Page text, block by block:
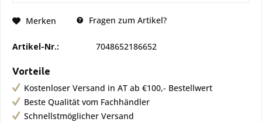
Merken Fragen zum Artikel?
Artikel-Nr.: 7048652186652
Vorteile
Kostenloser Versand in AT ab €100,- Bestellwert
Beste Qualität vom Fachhändler
Schnellstmöglicher Versand